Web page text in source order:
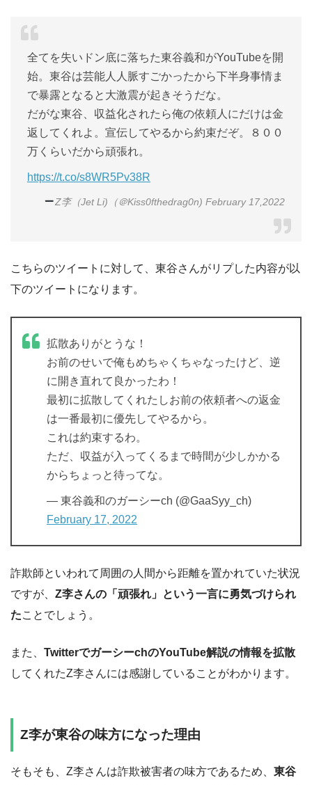
全てを失いドン底に落ちた東谷義和がYouTubeを開
始。東谷は芸能人人脈すごかったから下半身事情ま
で暴露となると大激震が起きそうだな。
だがな東谷、収益化されたら俺の依頼人にだけは金
返してくれよ。宣伝してやるから約束だぞ。８００
万くらいだから頑張れ。
https://t.co/s8WR5Pv38R
Z李（Jet Li)（＠Kiss0fthedrag0n) February 17,2022
こちらのツイートに対して、東谷さんがリプした内容が以
下のツイートになります。
拡散ありがとうな！
お前のせいで俺もめちゃくちゃなったけど、逆
に開き直れて良かったわ！
最初に拡散してくれたしお前の依頼者への返金
は一番最初に優先してやるから。
これは約束するわ。
ただ、収益が入ってくるまで時間が少しかかる
からちょっと待ってな。
— 東谷義和のガーシーch (@GaaSyy_ch)
February 17, 2022
詐欺師といわれて周囲の人間から距離を置かれていた状況
ですが、 Z李さんの「頑張れ」という一言に勇気づけられ
たことでしょう。
また、 TwitterでガーシーchのYouTube解説の情報を拡散
してくれたZ李さんには感謝していることがわかります。
Z李が東谷の味方になった理由
そもそも、Z李さんは詐欺被害者の味方であるため、 東谷